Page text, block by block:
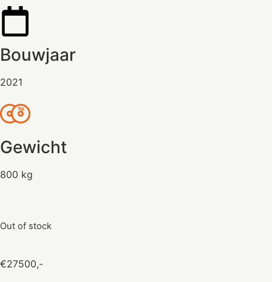
Bouwjaar
2021
Gewicht
800 kg
Out of stock
€27500,-